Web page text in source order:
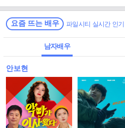
요즘 뜨는 배우 파일시티 실시간 인
남자배우
안보현